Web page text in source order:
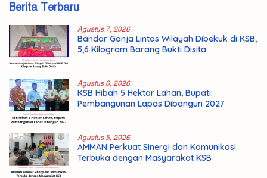
Berita Terbaru
Agustus 7, 2026
Bandar Ganja Lintas Wilayah Dibekuk di KSB,
5,6 Kilogram Barang Bukti Disita
Agustus 6, 2026
KSB Hibah 5 Hektar Lahan, Bupati:
Pembangunan Lapas Dibangun 2027
Agustus 5, 2026
AMMAN Perkuat Sinergi dan Komunikasi
Terbuka dengan Masyarakat KSB